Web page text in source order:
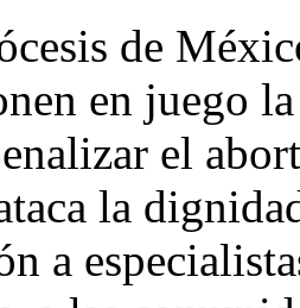
de
en juego
el
la
a